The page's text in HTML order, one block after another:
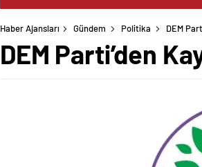
Haber Ajansları Gündem Politika DEM
DEM Parti’den